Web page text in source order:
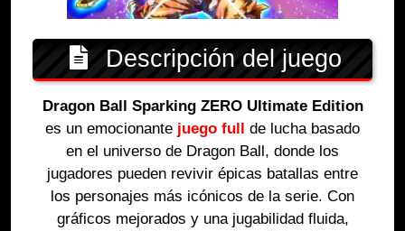
Descripción del juego
Dragon Ball Sparking ZERO Ultimate Edition
es un emocionante juego full
de lucha basado
en el universo de Dragon Ball, donde los
jugadores pueden revivir épicas batallas entre
los personajes más icónicos de la serie. Con
gráficos mejorados y una jugabilidad fluida,